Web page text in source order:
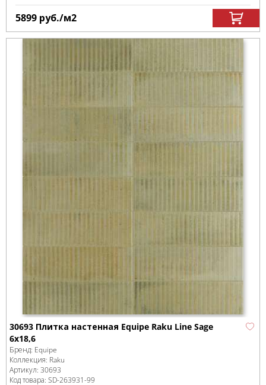
5899 руб./м2
30693 Плитка настенная Equipe Raku Line Sage
6x18,6
Бренд: Equipe
Коллекция: Raku
Артикул: 30693
Код товара: SD-263931-99